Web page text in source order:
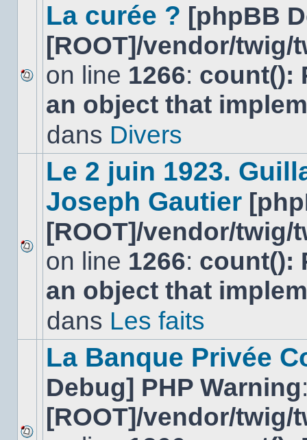
Aucun
nouveau
message
La curée ? [phpBB
[ROOT]/vendor/
on line 1266: count():
an object that
dans Divers
Aucun
nouveau
message
non-
dans
Le 2 juin 1923.
Joseph Gautier
[ROOT]/vendor/
on line 1266: count():
an object that
dans Les faits
La Banque Privée
Debug] PHP Warning
[ROOT]/vendor/